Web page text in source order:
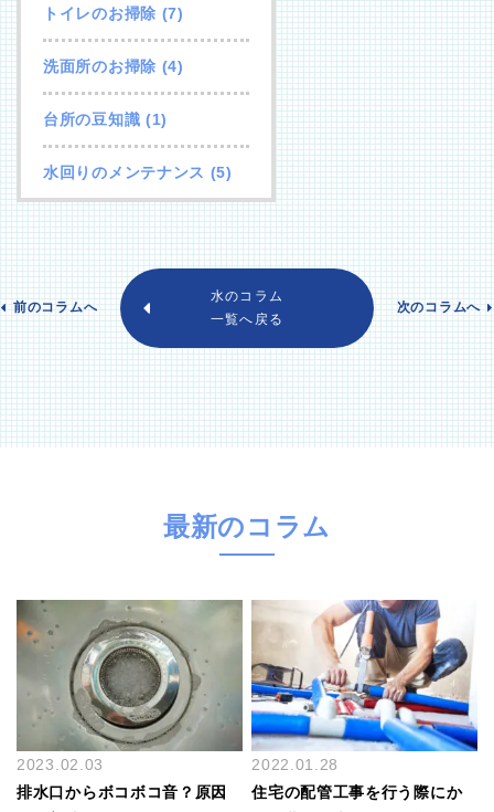
トイレのお掃除 (7)
洗面所のお掃除 (4)
台所の豆知識 (1)
水回りのメンテナンス (5)
前のコラムへ
水のコラム
一覧へ戻る
次のコラムへ
最新のコラム
2023.02.03
排水口からボコボコ音？原因
2022.01.28
住宅の配管工事を行う際にか